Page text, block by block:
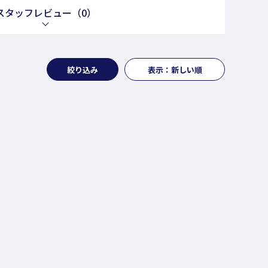
タッフレビュー （0）
絞り込み 表示：新しい順